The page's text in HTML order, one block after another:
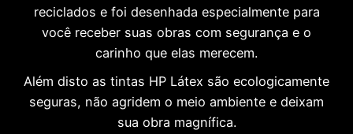
reciclados e foi desenhada especialmente para
você receber suas obras com segurança e o
carinho que elas merecem.
Além disto as tintas HP Látex são ecologicamente
seguras, não agridem o meio ambiente e deixam
sua obra magnífica.